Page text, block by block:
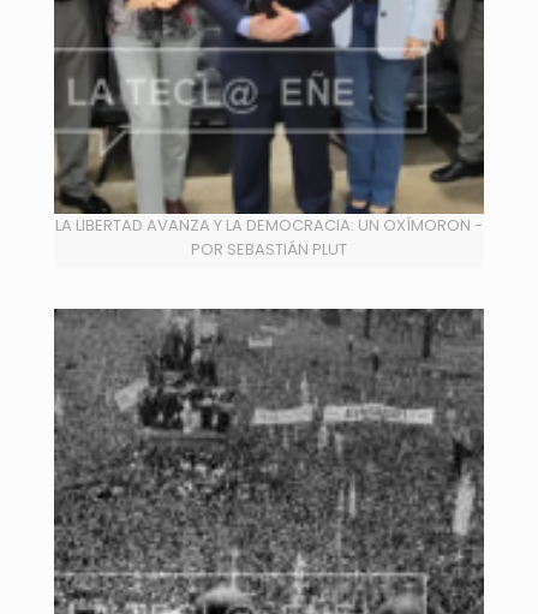
LA LIBERTAD AVANZA Y LA DEMOCRACIA: UN OXÍMORON -
POR SEBASTIÁN PLUT